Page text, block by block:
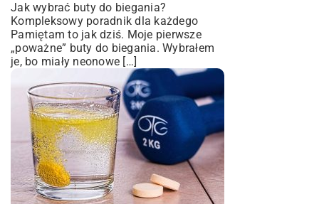
Jak wybrać buty do biegania?
Kompleksowy poradnik dla każdego
Pamiętam to jak dziś. Moje pierwsze
„poważne” buty do biegania. Wybrałem
je, bo miały neonowe […]